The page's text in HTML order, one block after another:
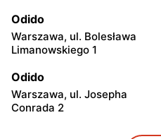
Odido
Warszawa, ul. Bolesława
Limanowskiego 1
Odido
Warszawa, ul. Josepha
Conrada 2